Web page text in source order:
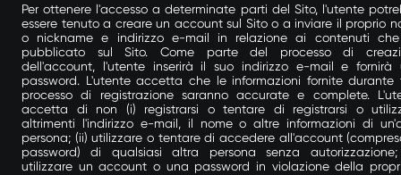
Per ottenere l'accesso a determinate parti del Sito, l'utente
essere tenuto a creare un account sul Sito o a inviare il proprio
o nickname e indirizzo e-mail in relazione ai contenuti
pubblicato sul Sito. Come parte del processo di
dell'account, l'utente inserirà il suo indirizzo e-mail e fornirà
password. L'utente accetta che le informazioni fornite durante
processo di registrazione saranno accurate e complete.
accetta di non (i) registrarsi o tentare di registrarsi o
altrimenti l'indirizzo e-mail, il nome o altre informazioni di
persona; (ii) utilizzare o tentare di accedere all'account
password) di qualsiasi altra persona senza
utilizzare un account o una password in violazione della